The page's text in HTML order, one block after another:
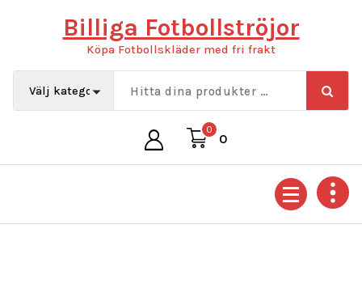
Billiga Fotbollströjor
Köpa Fotbollskläder med fri frakt
0
0